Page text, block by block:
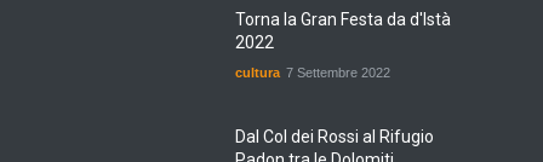
Torna la Gran Festa da d'Istà
2022
cultura 7 Settembre 2022
Dal Col dei Rossi al Rifugio